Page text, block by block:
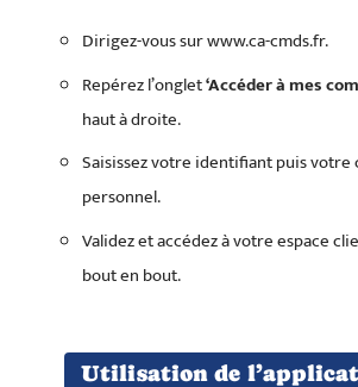
Dirigez-vous sur www.ca-cmds.fr.
Repérez l’onglet‘Accéder à mes
haut à droite.
Saisissez votre identifiant puis votre
personnel.
Validez et accédez à votre espace
bout en bout.
Utilisation de